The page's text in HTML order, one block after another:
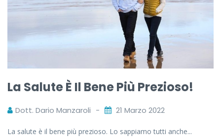
La Salute È Il Bene Più Prezioso!
Dott. Dario Manzaroli 21 Marzo 2022
La salute è il bene più prezioso. Lo sappiamo tutti anche...